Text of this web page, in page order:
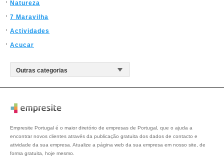
Natureza
7 Maravilha
Actividades
Acucar
Empresite Portugal é o maior diretório de empresas de Portugal, que o ajuda a
encontrar novos clientes através da publicação gratuita dos dados de contacto e
atividade da sua empresa. Atualize a página web da sua empresa em nosso site, de
forma gratuita, hoje mesmo.